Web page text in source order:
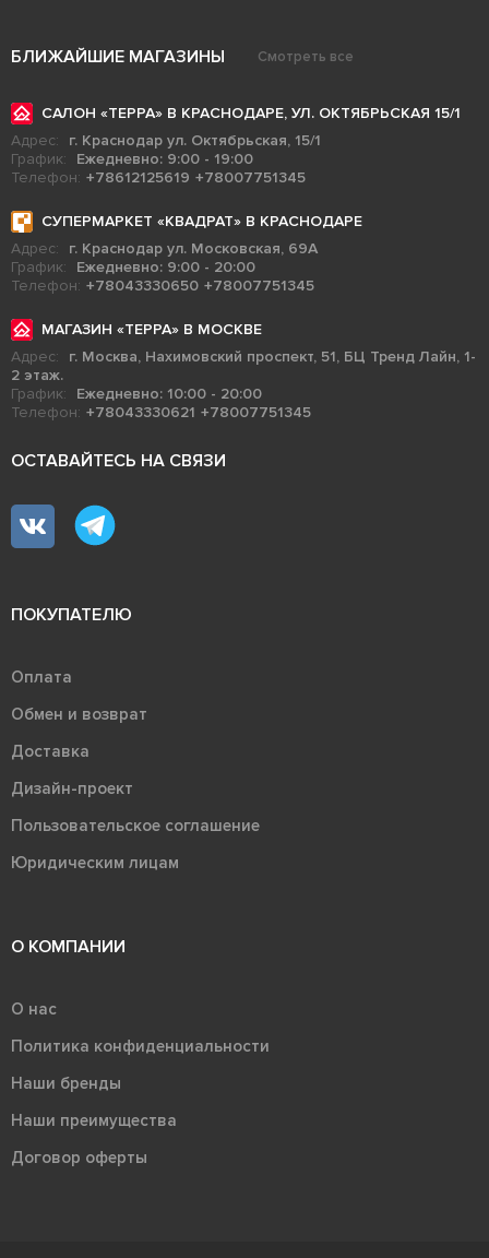
БЛИЖАЙШИЕ МАГАЗИНЫ Смотреть все
САЛОН «ТЕРРА» В КРАСНОДАРЕ, УЛ. ОКТЯБРЬСКАЯ 15/1
Адрес:
г. Краснодар ул. Октябрьская, 15/1
График:
Ежедневно: 9:00 - 19:00
Телефон: +78612125619 +78007751345
СУПЕРМАРКЕТ «КВАДРАТ» В КРАСНОДАРЕ
Адрес:
г. Краснодар ул. Московская, 69А
График:
Ежедневно: 9:00 - 20:00
Телефон: +78043330650 +78007751345
МАГАЗИН «ТЕРРА» В МОСКВЕ
Адрес:
г. Москва, Нахимовский проспект, 51, БЦ Тренд Лайн, 1-
2 этаж.
График:
Ежедневно: 10:00 - 20:00
Телефон: +78043330621 +78007751345
ОСТАВАЙТЕСЬ НА СВЯЗИ
ПОКУПАТЕЛЮ
Оплата
Обмен и возврат
Доставка
Дизайн-проект
Пользовательское соглашение
Юридическим лицам
О КОМПАНИИ
О нас
Политика конфиденциальности
Наши бренды
Наши преимущества
Договор оферты